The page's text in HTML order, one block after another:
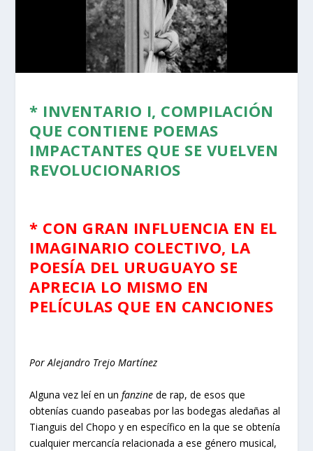
* INVENTARIO I, COMPILACIÓN
QUE CONTIENE POEMAS
IMPACTANTES QUE SE VUELVEN
REVOLUCIONARIOS
* CON GRAN INFLUENCIA EN EL
IMAGINARIO COLECTIVO, LA
POESÍA DEL URUGUAYO SE
APRECIA LO MISMO EN
PELÍCULAS QUE EN CANCIONES
Por Alejandro Trejo Martínez
Alguna vez leí en unfanzine de rap, de esos que
obtenías cuando paseabas por las bodegas aledañas al
Tianguis del Chopo y en específico en la que se obtenía
cualquier mercancía relacionada a ese género musical,